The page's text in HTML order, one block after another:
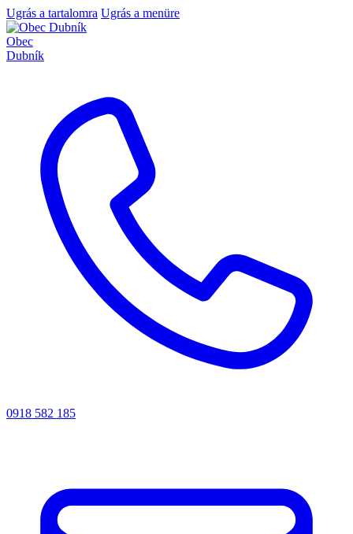
Ugrás a tartalomra Ugrás a menüre
Obec
Dubník
0918 582 185